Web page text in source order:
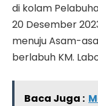
di kolam
20 Desember
menuju Asam-
berlabuh KM.
Baca Juga :